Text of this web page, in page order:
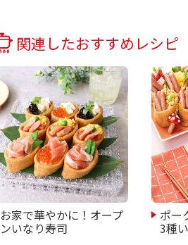
関連したおすすめレシピ
お家で華やかに！オープ
ンいなり寿司
ポー
3種